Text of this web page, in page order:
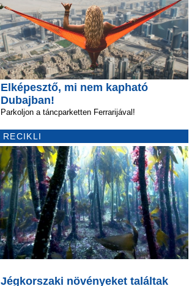
Elképesztő, mi nem kapható
Dubajban!
Parkoljon a táncparketten Ferrarijával!
RECIKLI
Jégkorszaki növényeket találtak